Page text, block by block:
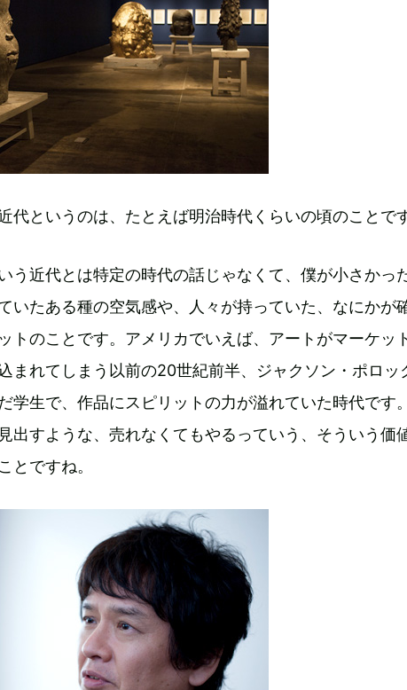
代というのは、たとえば明治時代くらいの頃のことで
う近代とは特定の時代の話じゃなくて、僕が小さかっ
いたある種の空気感や、人々が持っていた、なにかが
トのことです。アメリカでいえば、アートがマーケッ
まれてしまう以前の20世紀前半、ジャクソン・ポロッ
学生で、作品にスピリットの力が溢れていた時代です
出すような、売れなくてもやるっていう、そういう価
とですね。